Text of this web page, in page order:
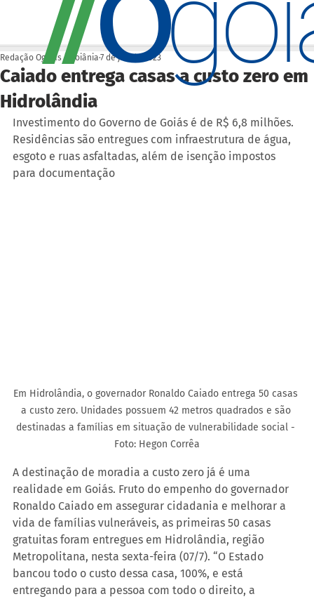
Caiado entrega casas a custo zero em
Hidrolândia
Redação Ogoiás | Goiânia 7 de jul. de 2023
Investimento do Governo de Goiás é de R$ 6,8 milhões.
Residências são entregues com infraestrutura de água,
esgoto e ruas asfaltadas, além de isenção impostos
para documentação
Em Hidrolândia, o governador Ronaldo Caiado entrega 50 casas
a custo zero. Unidades possuem 42 metros quadrados e são
destinadas a famílias em situação de vulnerabilidade social -
Foto: Hegon Corrêa
A destinação de moradia a custo zero já é uma
realidade em Goiás. Fruto do empenho do governador
Ronaldo Caiado em assegurar cidadania e melhorar a
vida de famílias vulneráveis, as primeiras 50 casas
gratuitas foram entregues em Hidrolândia, região
Metropolitana, nesta sexta-feira (07/7). “O Estado
bancou todo o custo dessa casa, 100%, e está
entregando para a pessoa com todo o direito, a